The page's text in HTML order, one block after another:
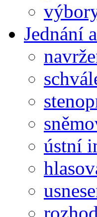
Jednání
ústní